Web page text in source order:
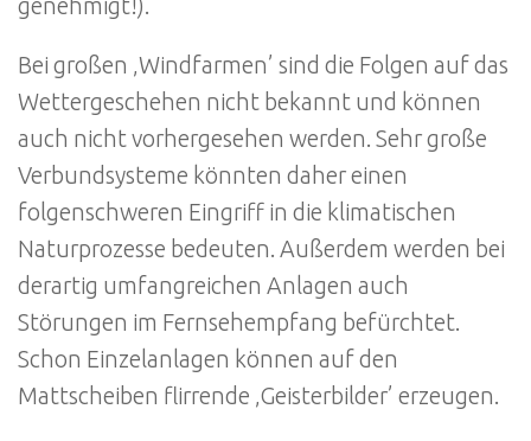
genehmigt!).
Bei großen ‚Windfarmen’ sind die Folgen auf das
Wettergeschehen nicht bekannt und können
auch nicht vorhergesehen werden. Sehr große
Verbundsysteme könnten daher einen
folgenschweren Eingriff in die klimatischen
Natur­prozesse bedeuten. Außerdem werden bei
derartig umfangreichen Anlagen auch
Störungen im Fernsehempfang befürchtet.
Schon Einzelanlagen können auf den
Mattscheiben flirrende ‚Geisterbilder’ erzeugen.